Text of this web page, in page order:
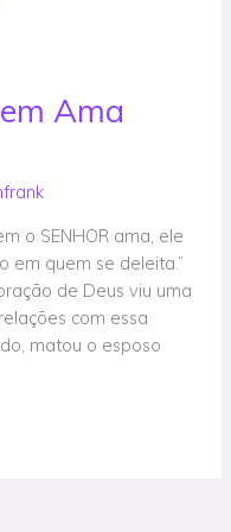
Ama
o ­SENHOR ama, ele
em quem se deleita.”
de Deus viu uma
com essa
matou o esposo